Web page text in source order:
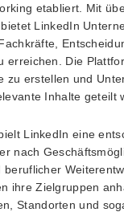
etabliert. Mit
LinkedIn
erreichen. Die
zu erstellen und
Inhalte geteilt
LinkedIn eine
nach
ihre Zielgruppen
Standorten und